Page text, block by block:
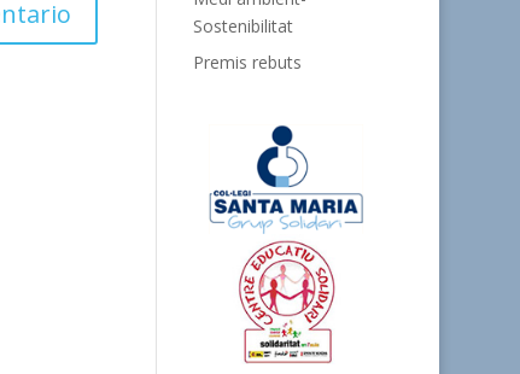
Sostenibilitat
Premis rebuts